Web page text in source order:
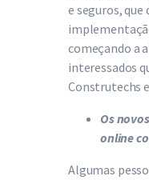
e seguros,
começando a
interessados
Construtechs
Os
online
Algumas